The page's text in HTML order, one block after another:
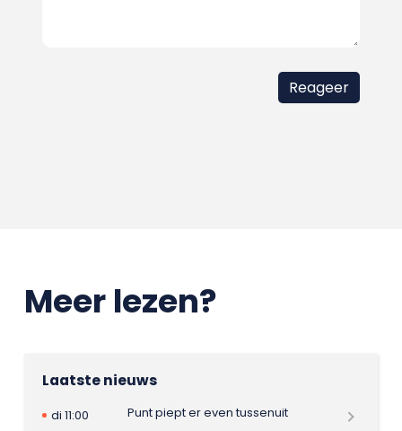
Meer lezen?
Laatste nieuws
di 11:00
Punt piept er even tussenuit